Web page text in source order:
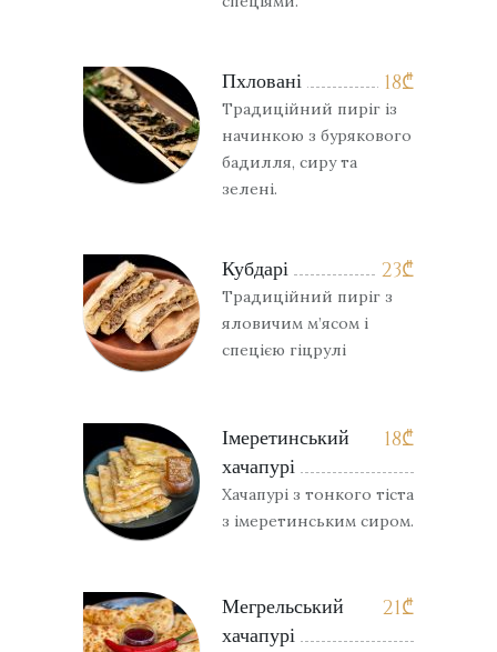
18₾
Пхловані
Традиційний пиріг із
начинкою з бурякового
бадилля, сиру та
зелені.
23₾
Кубдарі
Традиційний пиріг з
яловичим м’ясом і
спецією гіцрулі
18₾
Імеретинський
хачапурі
Хачапурі з тонкого тіста
з імеретинським сиром.
21₾
Мегрельський
хачапурі